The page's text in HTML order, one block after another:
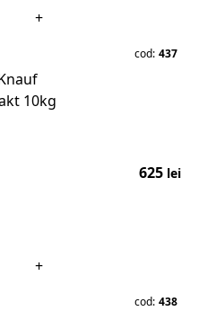
+
cod: 437
625 lei
+
cod: 438